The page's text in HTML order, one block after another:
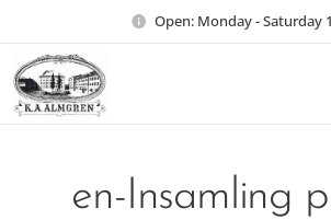
Open: Monday - Saturday
en-Insamling